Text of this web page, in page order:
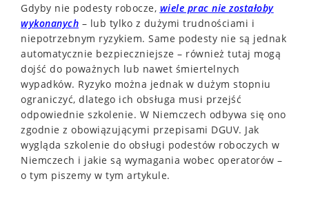
Gdyby nie podesty robocze, wiele prac nie zostałoby
wykonanych – lub tylko z dużymi trudnościami i
niepotrzebnym ryzykiem. Same podesty nie są jednak
automatycznie bezpieczniejsze – również tutaj mogą
dojść do poważnych lub nawet śmiertelnych
wypadków. Ryzyko można jednak w dużym stopniu
ograniczyć, dlatego ich obsługa musi przejść
odpowiednie szkolenie. W Niemczech odbywa się ono
zgodnie z obowiązującymi przepisami DGUV. Jak
wygląda szkolenie do obsługi podestów roboczych w
Niemczech i jakie są wymagania wobec operatorów –
o tym piszemy w tym artykule.